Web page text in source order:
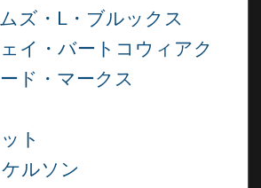
ズ・L・ブルックス
イ・バートコウィアク
ド・マークス
ト
ルソン